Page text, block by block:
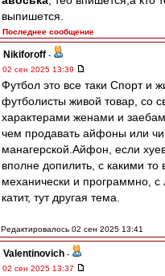
выпишется.
Последнее сообщение
Nikiforoff -
02 сен 2025 13:39
Футбол это все таки Спорт и
футболисты живой товар, со
характерами женами и
чем продавать айфоны или
манагерской.Айфон, если
вполне допилить, с какими то
механически и программно,
катит, тут другая тема.
Редактировалось 02 сен 2025 13:41
Valentinovich -
02 сен 2025 13:37